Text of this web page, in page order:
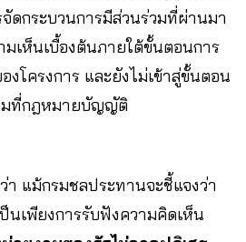
จัดกระบวนการมีส่วนร่วมที่ผ่านมา
มเห็นเบื้องต้นภายใต้ขั้นตอนการ
งโครงการ และยังไม่เข้าสู่ขั้นตอน
มที่กฎหมายบัญญัติ
แม้กรมชลประทานจะชี้แจงว่า
นเพียงการรับฟังความคิดเห็น